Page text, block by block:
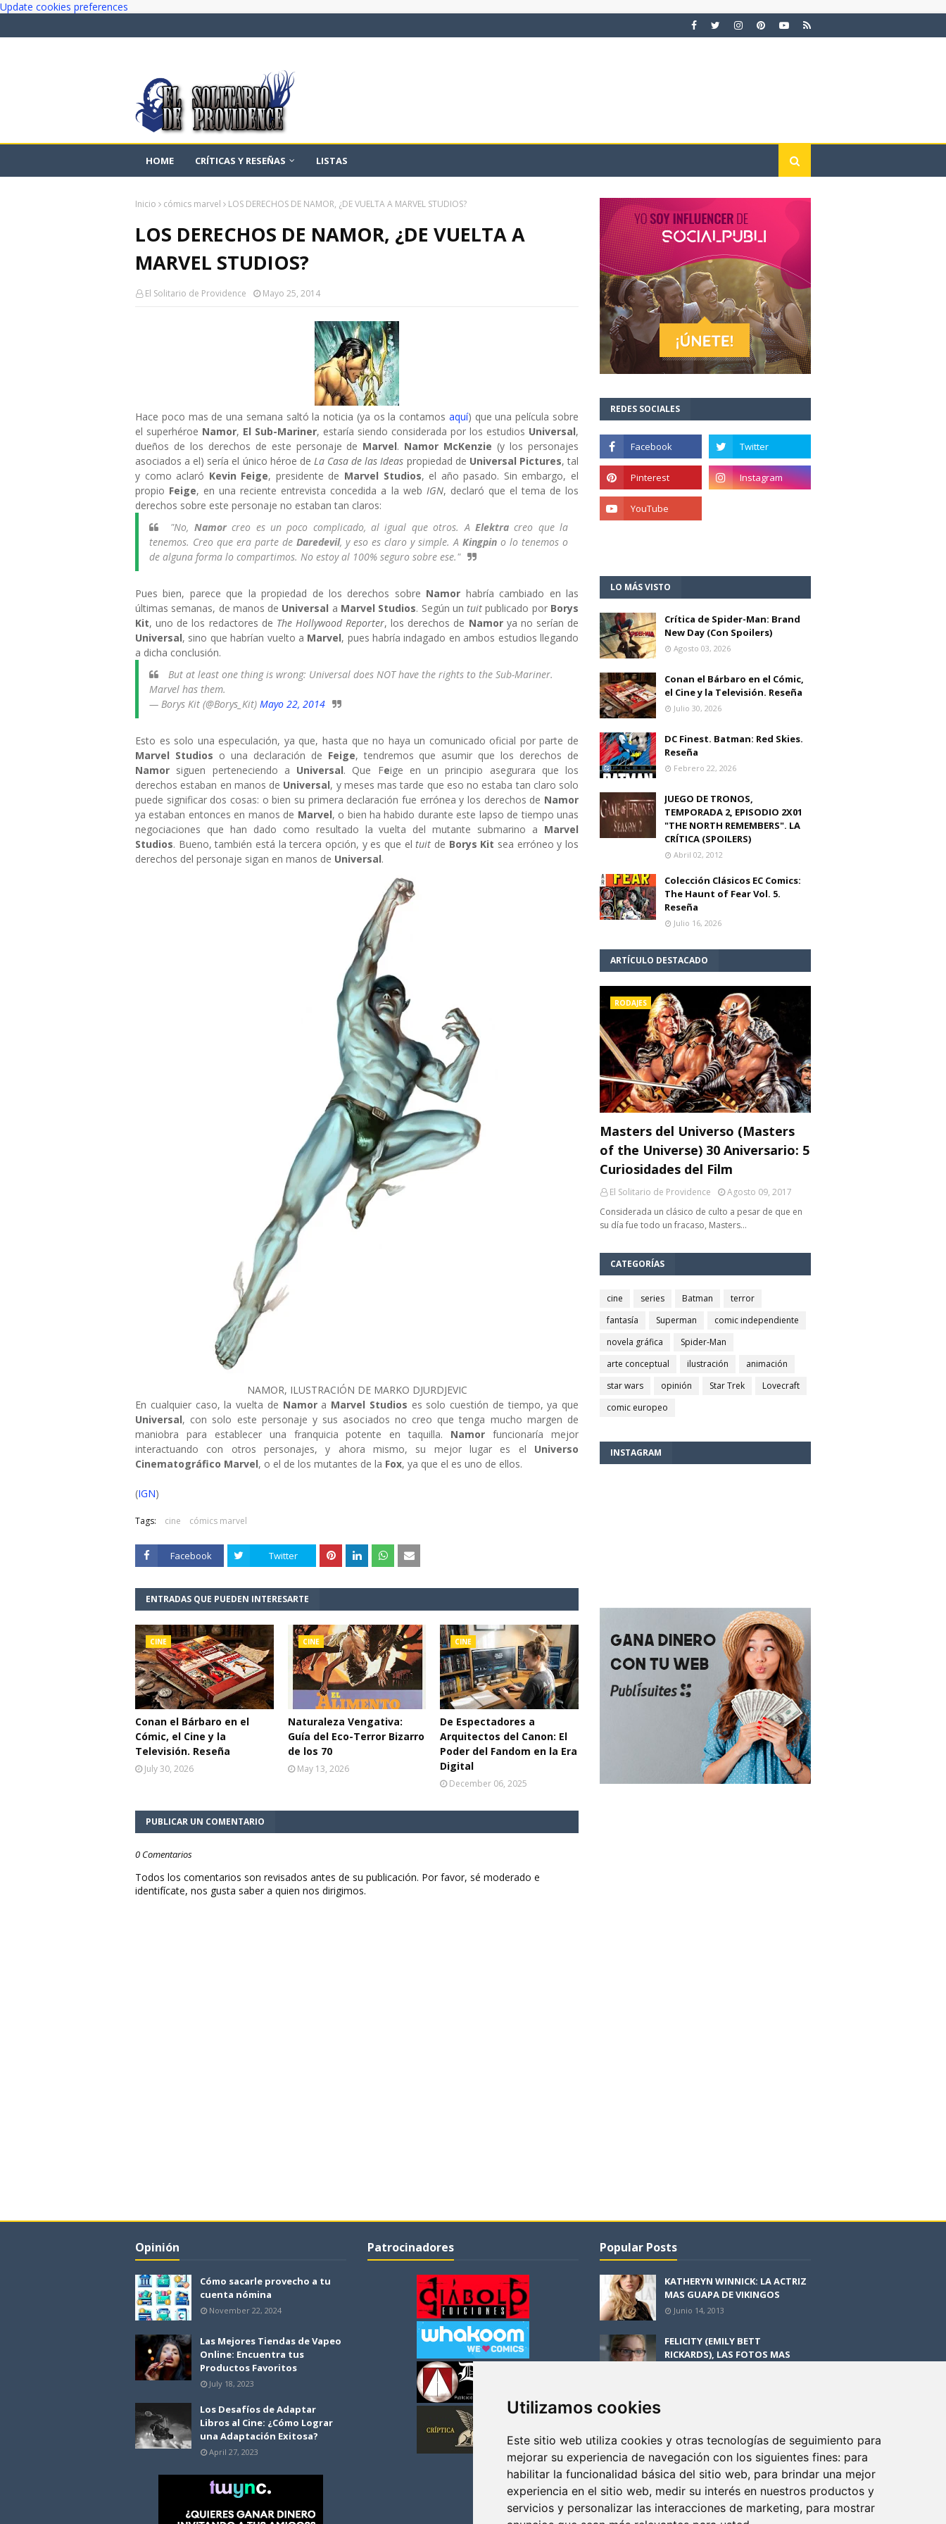
Utilizamos cookies
Este sitio web utiliza cookies y otras tecnologías de seguimiento para
mejorar su experiencia de navegación con los siguientes fines: para
habilitar la funcionalidad básica del sitio web, para brindar una mejor
experiencia en el sitio web, medir su interés en nuestros productos y
servicios y personalizar las interacciones de marketing, para mostrar
Update cookies preferences
HOME CRÍTICAS Y RESEÑAS LISTAS
Inicio cómics marvel LOS DERECHOS DE NAMOR, ¿DE VUELTA A MARVEL STUDIOS?
LOS DERECHOS DE NAMOR, ¿DE VUELTA A
MARVEL STUDIOS?
El Solitario de Providence Mayo 25, 2014
Hace poco mas de una semana saltó la noticia (ya os la contamos aquí) que una película sobre
el superhéroe Namor, El Sub-Mariner, estaría siendo considerada por los estudios Universal,
dueños de los derechos de este personaje de Marvel. Namor McKenzie (y los personajes
asociados a el) sería el único héroe de La Casa de las Ideas propiedad de Universal Pictures, tal
y como aclaró Kevin Feige, presidente de Marvel Studios, el año pasado. Sin embargo, el
propio Feige, en una reciente entrevista concedida a la web IGN, declaró que el tema de los
derechos sobre este personaje no estaban tan claros:
"No, Namorcreo es un poco complicado, al igual que otros. A Elektracreo que la
tenemos. Creo que era parte de Daredevil, y eso es claro y simple. A Kingpin o lo tenemos o
de alguna forma lo compartimos. No estoy al 100% seguro sobre ese."
Pues bien, parece que la propiedad de los derechos sobre Namor habría cambiado en las
últimas semanas, de manos de Universal a Marvel Studios. Según untuit publicado por Borys
Kit, uno de los redactores de The Hollywood Reporter, los derechos de Namor ya no serían de
Universal, sino que habrían vuelto a Marvel, pues habría indagado en ambos estudios llegando
a dicha conclusión.
But at least one thing is wrong: Universal does NOT have the rights to the Sub-Mariner.
Marvel has them.
— Borys Kit (@Borys_Kit) Mayo 22, 2014
Esto es solo una especulación, ya que, hasta que no haya un comunicado oficial por parte de
Marvel Studios o una declaración de Feige, tendremos que asumir que los derechos de
Namor siguen perteneciendo a Universal. Que Feige en un principio asegurara que los
derechos estaban en manos de Universal, y meses mas tarde que eso no estaba tan claro solo
puede significar dos cosas: o bien su primera declaración fue errónea y los derechos de Namor
ya estaban entonces en manos de Marvel, o bien ha habido durante este lapso de tiempo unas
negociaciones que han dado como resultado la vuelta del mutante submarino a Marvel
Studios. Bueno, también está la tercera opción, y es que eltuit de Borys Kit sea erróneo y los
derechos del personaje sigan en manos de Universal.
NAMOR, ILUSTRACIÓN DE MARKO DJURDJEVIC
En cualquier caso, la vuelta de Namor a Marvel Studios es solo cuestión de tiempo, ya que
Universal, con solo este personaje y sus asociados no creo que tenga mucho margen de
maniobra para establecer una franquicia potente en taquilla. Namorfuncionaría mejor
interactuando con otros personajes, y ahora mismo, su mejor lugar es el Universo
Cinematográfico Marvel, o el de los mutantes de la Fox, ya que el es uno de ellos.
(IGN)
Tags: cine cómics marvel
Facebook Twitter
ENTRADAS QUE PUEDEN INTERESARTE
CINE
Conan el Bárbaro en el
Cómic, el Cine y la
Televisión. Reseña
July 30, 2026
CINE
Naturaleza Vengativa:
Guía del Eco-Terror Bizarro
de los 70
May 13, 2026
CINE
De Espectadores a
Arquitectos del Canon: El
Poder del Fandom en la Era
Digital
December 06, 2025
PUBLICAR UN COMENTARIO
0 Comentarios
Todos los comentarios son revisados antes de su publicación. Por favor, sé moderado e
identifícate, nos gusta saber a quien nos dirigimos.
REDES SOCIALES
LO MÁS VISTO
Crítica de Spider-Man: Brand
New Day (Con Spoilers)
Agosto 03, 2026
Conan el Bárbaro en el Cómic,
el Cine y la Televisión. Reseña
Julio 30, 2026
DC Finest. Batman: Red Skies.
Reseña
Febrero 22, 2026
JUEGO DE TRONOS,
TEMPORADA 2, EPISODIO 2X01
"THE NORTH REMEMBERS". LA
CRÍTICA (SPOILERS)
Abril 02, 2012
Colección Clásicos EC Comics:
The Haunt of Fear Vol. 5.
Reseña
Julio 16, 2026
ARTÍCULO DESTACADO
RODAJES
Masters del Universo (Masters
of the Universe) 30 Aniversario: 5
Curiosidades del Film
El Solitario de Providence
Agosto 09, 2017
Considerada un clásico de culto a pesar de que en
su día fue todo un fracaso, Masters…
CATEGORÍAS
cine series Batman
terror
fantasía
Superman
comic independiente
novela gráfica
Spider-Man
arte conceptual
ilustración
animación
star wars
opinión Star Trek
Lovecraft
comic europeo
INSTAGRAM
Opinión
Cómo sacarle provecho a tu
cuenta nómina
November 22, 2024
Las Mejores Tiendas de Vapeo
Online: Encuentra tus
Productos Favoritos
July 18, 2023
Los Desafíos de Adaptar
Libros al Cine: ¿Cómo Lograr
una Adaptación Exitosa?
April 27, 2023
Patrocinadores Popular Posts
KATHERYN WINNICK: LA ACTRIZ
MAS GUAPA DE VIKINGOS
Junio 14, 2013
FELICITY (EMILY BETT
RICKARDS), LAS FOTOS MAS
HISTORIA. EPISODIO 3. LA
CRITICA
Mayo 17, 2012